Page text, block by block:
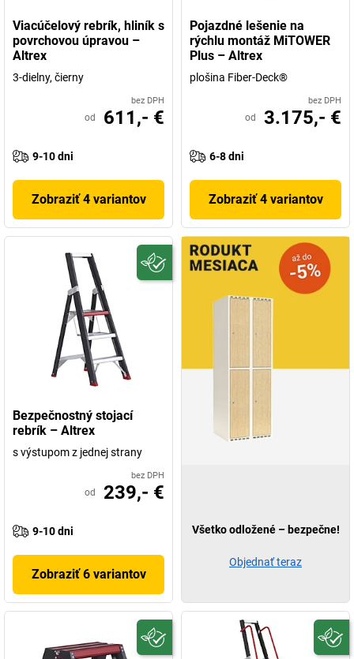
Viacúčelový rebrík, hliník s
povrchovou úpravou –
Altrex
3-dielny, čierny
bez DPH
od 611,- €
9-10 dni
Zobraziť 4 variantov
Pojazdné lešenie na
rýchlu montáž MiTOWER
Plus – Altrex
plošina Fiber-Deck®
bez DPH
od 3.175,- €
6-8 dni
Zobraziť 4 variantov
Bezpečnostný stojací
rebrík – Altrex
s výstupom z jednej strany
bez DPH
od 239,- €
9-10 dni
Zobraziť 6 variantov
Všetko odložené – bezpečne!
Objednať teraz